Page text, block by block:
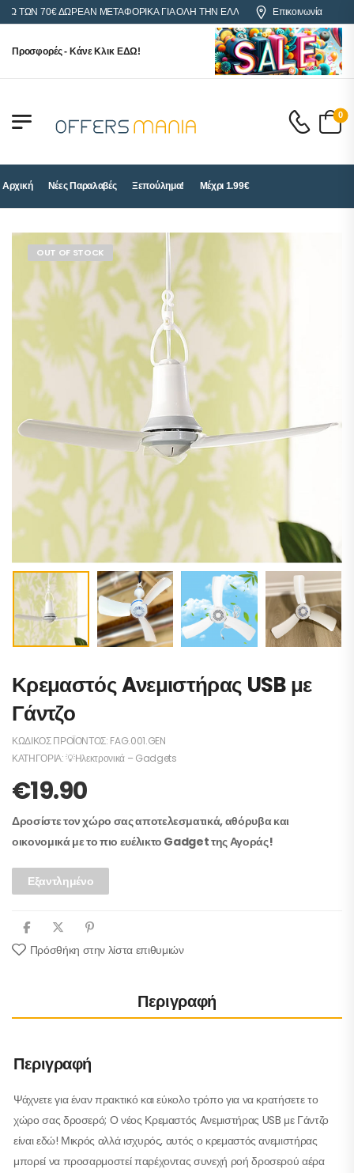
70€ ΔΩΡΕΑΝ ΜΕΤΑΦΟΡΙΚΑ ΓΙΑ ΟΛΗ ΤΗΝ ΕΛΛΑΔΑ Επικοινωνία
- Κάνε Κλικ ΕΔΩ!
0
Αρχική Νέες Παραλαβές Ξεπούλημα! Μέχρι 1.99€
OUT OF STOCK
Κρεμαστός Aνεμιστήρας USB με
Γάντζο
ΚΩΔΙΚΌΣ ΠΡΟΪΌΝΤΟΣ: FAG.001.GEN
ΚΑΤΗΓΟΡΊΑ:💡Ηλεκτρονικά – Gadgets
€19.90
Δροσίστε τον χώρο σας αποτελεσματικά, αθόρυβα και
οικονομικά με το πιο ευέλικτο Gadget της Αγοράς!
Εξαντλημένο
Πρόσθήκη στην λίστα επιθυμιών
Περιγραφή
Περιγραφή
Ψάχνετε για έναν πρακτικό και εύκολο τρόπο για να κρατήσετε το
χώρο σας δροσερό; Ο νέος Κρεμαστός Aνεμιστήρας USB με Γάντζο
είναι εδώ! Μικρός αλλά ισχυρός, αυτός ο κρεμαστός ανεμιστήρας
μπορεί να προσαρμοστεί παρέχοντας συνεχή ροή δροσερού αέρα